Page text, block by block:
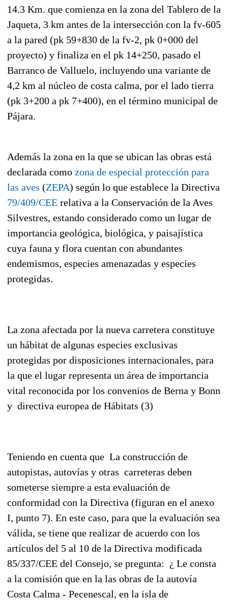
14.3 Km. que comienza en la zona del Tablero de la
Jaqueta, 3 km antes de la intersección con la fv-605
a la pared (pk 59+830 de la fv-2, pk 0+000 del
proyecto) y finaliza en el pk 14+250, pasado el
Barranco de Valluelo, incluyendo una variante de
4,2 km al núcleo de costa calma, por el lado tierra
(pk 3+200 a pk 7+400), en el término municipal de
Pájara.
Además la zona en la que se ubican las obras está
declarada como zona de especial protección para
las aves (ZEPA) según lo que establece la Directiva
79/409/CEE relativa a la Conservación de la Aves
Silvestres, estando considerado como un lugar de
importancia geológica, biológica, y paisajística
cuya fauna y flora cuentan con abundantes
endemismos, especies amenazadas y especies
protegidas.
La zona afectada por la nueva carretera constituye
un hábitat de algunas especies exclusivas
protegidas por disposiciones internacionales, para
la que el lugar representa un área de importancia
vital reconocida por los convenios de Berna y Bonn
y directiva europea de Hábitats (3)
Teniendo en cuenta que La construcción de
autopistas, autovías y otras carreteras deben
someterse siempre a esta evaluación de
conformidad con la Directiva (figuran en el anexo
I, punto 7). En este caso, para que la evaluación sea
válida, se tiene que realizar de acuerdo con los
artículos del 5 al 10 de la Directiva modificada
85/337/CEE del Consejo, se pregunta: ¿ Le consta
a la comisión que en la las obras de la autovía
Costa Calma - Pecenescal, en la isla de